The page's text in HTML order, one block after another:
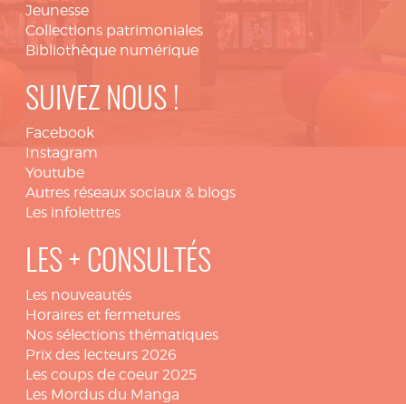
Jeunesse
Collections patrimoniales
Bibliothèque numérique
SUIVEZ NOUS !
Facebook
Instagram
Youtube
Autres réseaux sociaux & blogs
Les infolettres
LES + CONSULTÉS
Les nouveautés
Horaires et fermetures
Nos sélections thématiques
Prix des lecteurs 2026
Les coups de coeur 2025
Les Mordus du Manga